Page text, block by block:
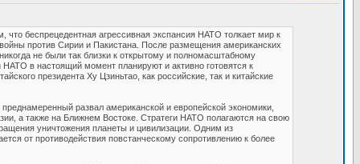
беспрецедентная агрессивная экспансия НАТО толкает мир к
против Сирии и Пакистана. После размещения американских
не были так близки к открытому и полномасштабному
в настоящий момент планируют и активно готовятся к
президента Ху Цзиньтао, как российские, так и китайские
развал американской и европейской экономики,
а также на Ближнем Востоке. Стратеги НАТО полагаются на свою
уничтожения планеты и цивилизации. Одним из
от противодействия повстанческому сопротивлению к более